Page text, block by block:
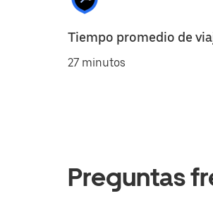
Tiempo promedio de
27 minutos
Preguntas